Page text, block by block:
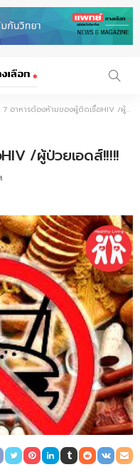
7 อาหารต้องห้ามของผู้ติดเชื้อHIV /ผู้ป่วยเอดส์!!!!!
/ผู้ป่วยเอดส์!!!!!